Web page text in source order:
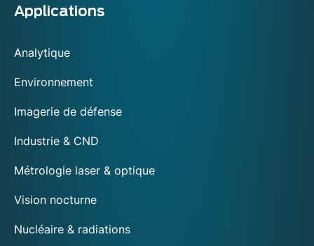
Applications
Analytique
Environnement
Imagerie de défense
Industrie & CND
Métrologie laser & optique
Vision nocturne
Nucléaire & radiations